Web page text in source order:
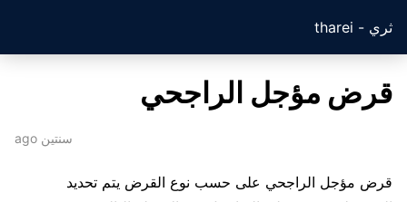
ثري - tharei
قرض مؤجل الراجحي
سنتين ago
قرض مؤجل الراجحي على حسب نوع القرض يتم تحديد